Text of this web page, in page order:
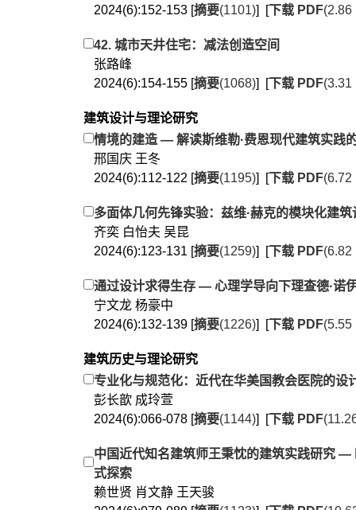
2024(6):152-153 [摘要(1101)] [下载 PDF(2.86
42. 城市天井住宅：减法创造空间
张路峰
2024(6):154-155 [摘要(1068)] [下载 PDF(3.31
建筑设计与理论研究
情境的建造 — 解读斯维勒·费恩现代建筑实践
邢国庆 王冬
2024(6):112-122 [摘要(1195)] [下载 PDF(6.72
多面体几何先锋实验：兹维·赫克的模块化建
齐奕 白怡夫 吴昆
2024(6):123-131 [摘要(1259)] [下载 PDF(6.82
通过设计求得生存 — 心理学导向下理查德·诺
宁文龙 杨豪中
2024(6):132-139 [摘要(1226)] [下载 PDF(5.55
建筑历史与理论研究
专业化与规范化：近代在华美国教会医院的设
彭长歆 成玲萱
2024(6):066-078 [摘要(1144)] [下载 PDF
中国近代知名建筑师王秉忱的建筑实践研究 —
式探索
赖世贤 肖文静 王天骏